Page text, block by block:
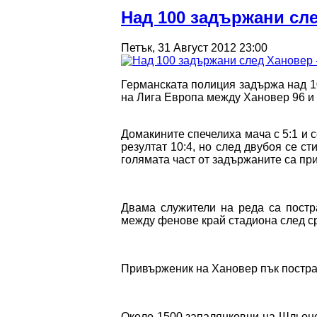
Над 100 задържани
Петък, 31 Август 2012 23:00
Германската полиция задържа над
на Лига Европа между Хановер 96
Домакините спечелиха мача с 5:1 и
резултат 10:4, но след двубоя се
голямата част от задържаните са
Двама служители на реда са
между фенове край стадиона след
Привърженик на Хановер пък